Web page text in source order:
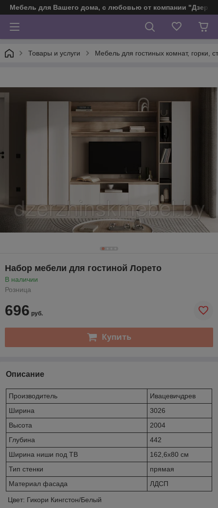
Мебель для Вашего дома, с любовью от компании
Товары и услуги Мебель для гостиных комнат, горки,
Набор мебели для гостиной Лорето
В наличии
Розница
696 руб.
Купить
Описание
Производитель
Ивацевичдрев
Ширина
3026
Высота
2004
Глубина
442
Ширина ниши под ТВ
162,6x80 см
Тип стенки
прямая
Материал фасада
ЛДСП
Цвет: Гикори Кингстон/Белый